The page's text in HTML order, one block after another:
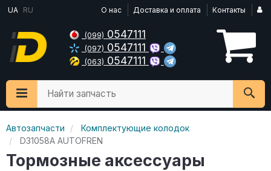
UA RU О нас Доставка и оплата Контакты
(099) 0547111
(097) 0547111
(063) 0547111
Найти запчасть
Автозапчасти
Комплектующие колодок
D31058A AUTOFREN
Тормозные аксессуары